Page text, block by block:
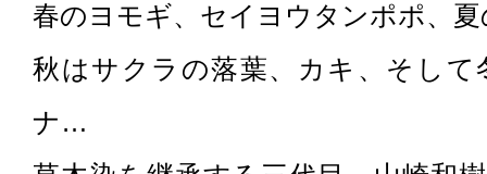
春のヨモギ、セイヨウタンポポ、
秋はサクラの落葉、カキ、そし
ナ…